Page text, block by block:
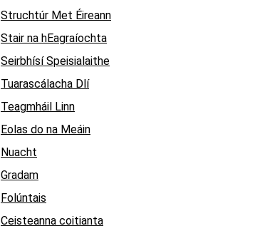
Struchtúr Met Éireann
Stair na hEagraíochta
Seirbhísí Speisialaithe
Tuarascálacha Dlí
Teagmháil Linn
Eolas do na Meáin
Nuacht
Gradam
Folúntais
Ceisteanna coitianta